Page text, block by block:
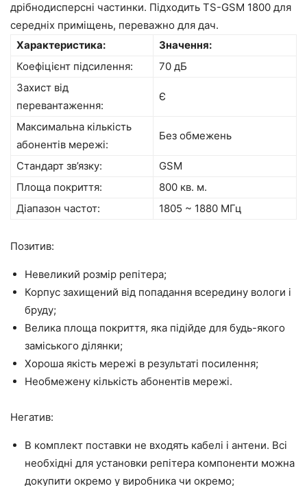
дрібнодисперсні частинки. Підходить TS-GSM 1800 для
середніх приміщень, переважно для дач.
Характеристика:
Значення:
Коефіцієнт підсилення:
70 дБ
Захист від
перевантаження:
Є
Максимальна кількість
абонентів мережі:
Без обмежень
Стандарт зв’язку:
GSM
Площа покриття:
800 кв. м.
Діапазон частот:
1805 ~ 1880 МГц
Позитив:
Невеликий розмір репітера;
Корпус захищений від попадання всередину вологи і
бруду;
Велика площа покриття, яка підійде для будь-якого
заміського ділянки;
Хороша якість мережі в результаті посилення;
Необмежену кількість абонентів мережі.
Негатив:
В комплект поставки не входять кабелі і антени. Всі
необхідні для установки репітера компоненти можна
докупити окремо у виробника чи окремо;